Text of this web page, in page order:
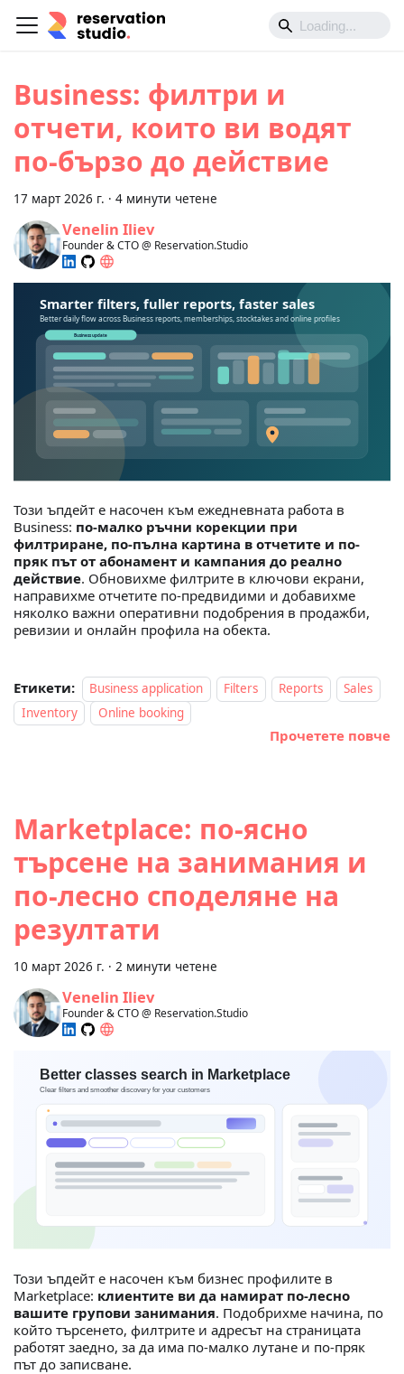
Business: филтри и
отчети, които ви водят
по-бързо до действие
17 март 2026 г. · 4 минути четене
Venelin Iliev
Founder & CTO @ Reservation.Studio
Този ъпдейт е насочен към ежедневната работа в
Business: по-малко ръчни корекции при
филтриране, по-пълна картина в отчетите и по-
пряк път от абонамент и кампания до реално
действие. Обновихме филтрите в ключови екрани,
направихме отчетите по-предвидими и добавихме
няколко важни оперативни подобрения в продажби,
ревизии и онлайн профила на обекта.
Етикети: Business application Filters Reports
Sales
Inventory
Online booking
Прочетете повче
Marketplace: по-ясно
търсене на занимания и
по-лесно споделяне на
резултати
10 март 2026 г. · 2 минути четене
Venelin Iliev
Founder & CTO @ Reservation.Studio
Този ъпдейт е насочен към бизнес профилите в
Marketplace: клиентите ви да намират по-лесно
вашите групови занимания. Подобрихме начина, по
който търсенето, филтрите и адресът на страницата
работят заедно, за да има по-малко лутане и по-пряк
път до записване.